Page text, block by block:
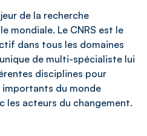
de la recherche
mondiale. Le CNRS est le
dans tous les domaines
de multi-spécialiste lui
disciplines pour
du monde
les acteurs du changement.